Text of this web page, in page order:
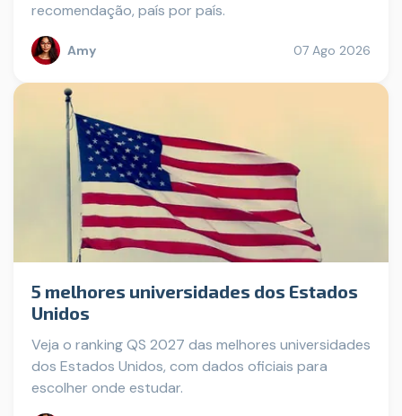
recomendação, país por país.
Amy 07 Ago 2026
5 melhores universidades dos Estados
Unidos
Veja o ranking QS 2027 das melhores universidades
dos Estados Unidos, com dados oficiais para
escolher onde estudar.